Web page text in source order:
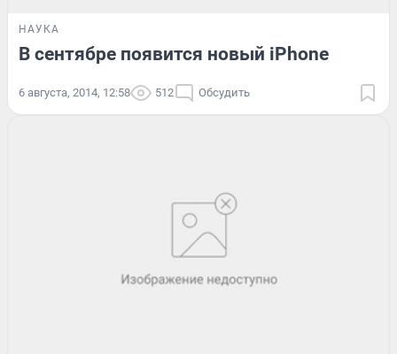
НАУКА
В сентябре появится новый iPhone
6 августа, 2014, 12:58 512 Обсудить